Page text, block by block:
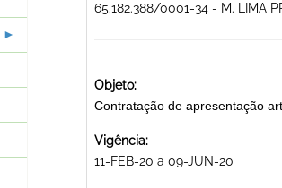
65.182.388/0001-34 - M. LIMA
Objeto:
Contratação de apresentação
Vigência:
11-FEB-20 a 09-JUN-20